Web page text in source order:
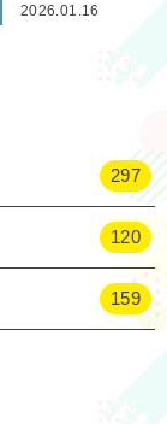
2026.01.16
297
120
159